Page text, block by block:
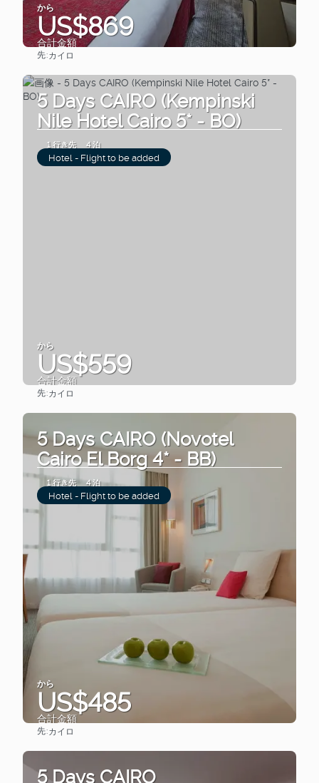
から
US$869
合計金額
先:カイロ
5 Days CAIRO (Kempinski
Nile Hotel Cairo 5* - BO)
1 行き先 4 泊
Hotel - Flight to be added
から
US$559
合計金額
先:カイロ
5 Days CAIRO (Novotel
Cairo El Borg 4* - BB)
1 行き先 4 泊
Hotel - Flight to be added
から
US$485
合計金額
先:カイロ
5 Days CAIRO